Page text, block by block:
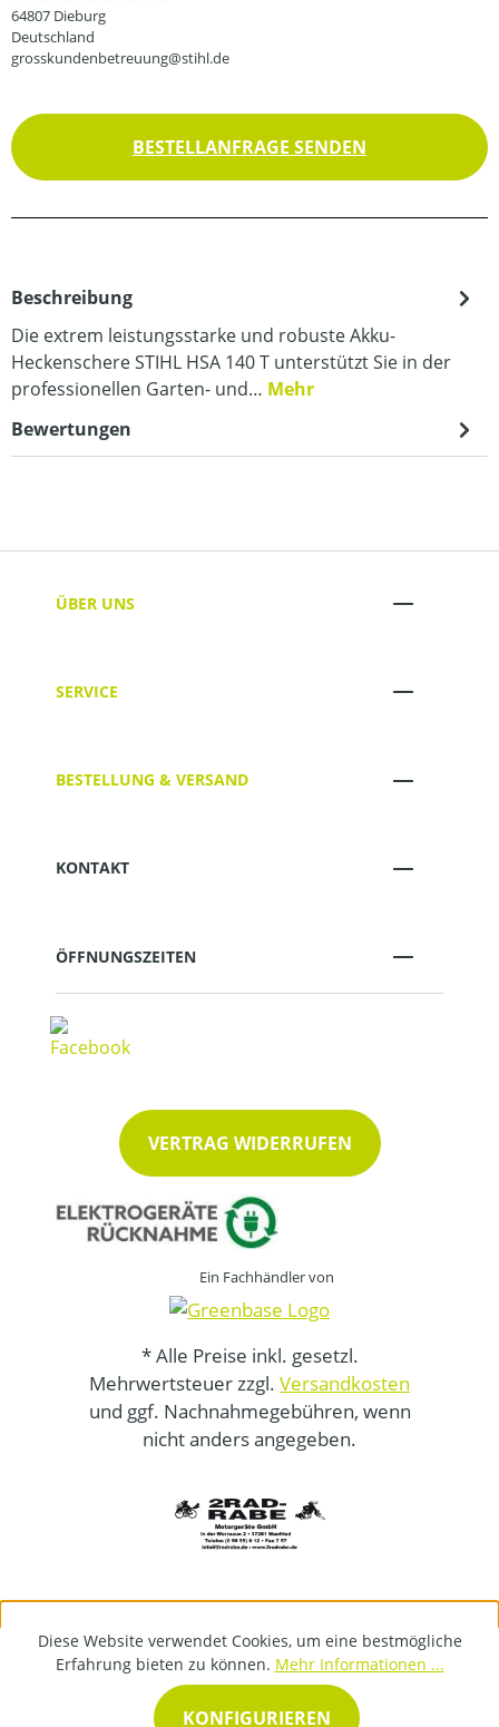
64807 Dieburg
Deutschland
grosskundenbetreuung@stihl.de
BESTELLANFRAGE SENDEN
Beschreibung
Die extrem leistungsstarke und robuste Akku-
Heckenschere STIHL HSA 140 T unterstützt Sie in der
professionellen Garten- und… Mehr
Bewertungen
ÜBER UNS
SERVICE
BESTELLUNG & VERSAND
KONTAKT
ÖFFNUNGSZEITEN
VERTRAG WIDERRUFEN
Ein Fachhändler von
* Alle Preise inkl. gesetzl.
Mehrwertsteuer zzgl. Versandkosten
und ggf. Nachnahmegebühren, wenn
nicht anders angegeben.
Diese Website verwendet Cookies, um eine bestmögliche
Erfahrung bieten zu können. Mehr Informationen ...
KONFIGURIEREN